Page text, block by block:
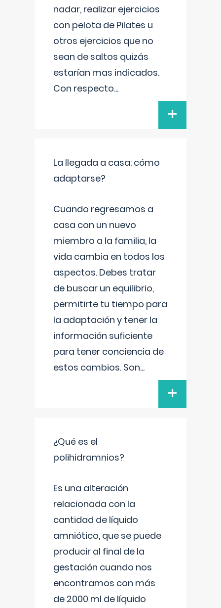
nadar, realizar ejercicios
con pelota de Pilates u
otros ejercicios que no
sean de saltos quizás
estarían mas indicados.
Con respecto...
+
La llegada a casa: cómo
adaptarse?
Cuando regresamos a
casa con un nuevo
miembro a la familia, la
vida cambia en todos los
aspectos. Debes tratar
de buscar un equilibrio,
permitirte tu tiempo para
la adaptación y tener la
información suficiente
para tener conciencia de
estos cambios. Son...
+
¿Qué es el
polihidramnios?
Es una alteración
relacionada con la
cantidad de líquido
amniótico, que se puede
producir al final de la
gestación cuando nos
encontramos con más
de 2000 ml de líquido